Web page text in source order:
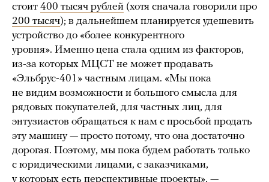
стоит 400 тысяч рублей (хотя сначала говорили про
200 тысяч); в дальнейшем планируется удешевить
устройство до «более конкурентного
уровня». Именно цена стала одним из факторов,
из-за которых МЦСТ не может продавать
«Эльбрус-401» частным лицам. «Мы пока
не видим возможности и большого смысла для
рядовых покупателей, для частных лиц, для
энтузиастов обращаться к нам с просьбой продать
эту машину — просто потому, что она достаточно
дорогая. Поэтому, мы пока будем работать только
с юридическими лицами, с заказчиками,
у которых есть перспективные проекты», —